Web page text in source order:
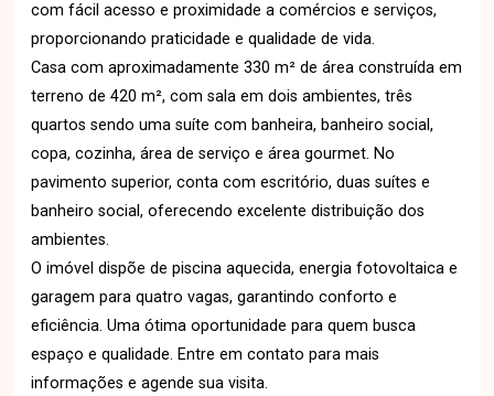
com fácil acesso e proximidade a comércios e serviços,
proporcionando praticidade e qualidade de vida.
Casa com aproximadamente 330 m² de área construída em
terreno de 420 m², com sala em dois ambientes, três
quartos sendo uma suíte com banheira, banheiro social,
copa, cozinha, área de serviço e área gourmet. No
pavimento superior, conta com escritório, duas suítes e
banheiro social, oferecendo excelente distribuição dos
ambientes.
O imóvel dispõe de piscina aquecida, energia fotovoltaica e
garagem para quatro vagas, garantindo conforto e
eficiência. Uma ótima oportunidade para quem busca
espaço e qualidade. Entre em contato para mais
informações e agende sua visita.